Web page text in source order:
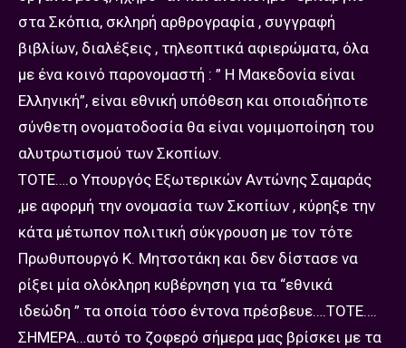
στα Σκόπια, σκληρή αρθρογραφία , συγγραφή
βιβλίων, διαλέξεις , τηλεοπτικά αφιερώματα, όλα
με ένα κοινό παρονομαστή : ” Η Μακεδονία είναι
Ελληνική”, είναι εθνική υπόθεση και οποιαδήποτε
σύνθετη ονοματοδοσία θα είναι νομιμοποίηση του
αλυτρωτισμού των Σκοπίων.
ΤΟΤΕ….ο Υπουργός Εξωτερικών Αντώνης Σαμαράς
,με αφορμή την ονομασία των Σκοπίων , κύρηξε την
κάτα μέτωπον πολιτική σύκγρουση με τον τότε
Πρωθυπουργό Κ. Μητσοτάκη και δεν δίστασε να
ρίξει μία ολόκληρη κυβέρνηση για τα “εθνικά
ιδεώδη ” τα οποία τόσο έντονα πρέσβευε….ΤΟΤΕ….
ΣΗΜΕΡΑ…αυτό το ζοφερό σήμερα μας βρίσκει με τα